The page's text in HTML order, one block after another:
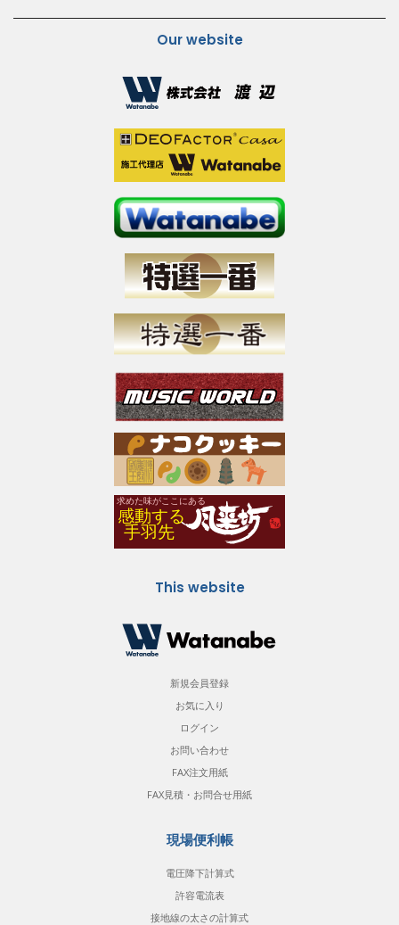
Our website
This website
新規会員登録
お気に入り
ログイン
お問い合わせ
FAX注文用紙
FAX見積・お問合せ用紙
現場便利帳
電圧降下計算式
許容電流表
接地線の太さの計算式